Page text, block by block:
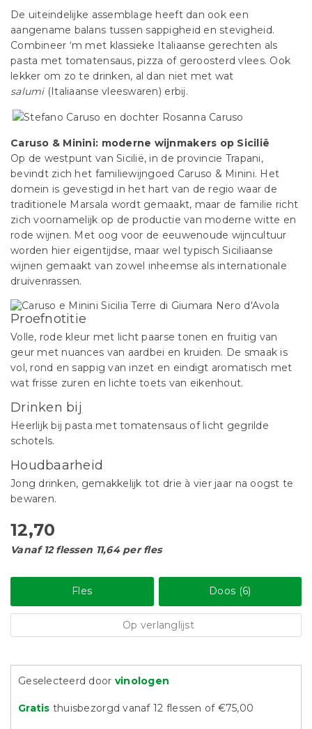
De uiteindelijke assemblage heeft dan ook een
aangename balans tussen sappigheid en stevigheid.
Combineer ‘m met klassieke Italiaanse gerechten als
pasta met tomatensaus, pizza of geroosterd vlees. Ook
lekker om zo te drinken, al dan niet met wat
salumi(Italiaanse vleeswaren) erbij.
Caruso & Minini: moderne wijnmakers op Sicilië
Op de westpunt van Sicilië, in de provincie Trapani,
bevindt zich het familiewijngoed Caruso & Minini. Het
domein is gevestigd in het hart van de regio waar de
traditionele Marsala wordt gemaakt, maar de familie richt
zich voornamelijk op de productie van moderne witte en
rode wijnen. Met oog voor de eeuwenoude wijncultuur
worden hier eigentijdse, maar wel typisch Siciliaanse
wijnen gemaakt van zowel inheemse als internationale
druivenrassen.
Proefnotitie
Volle, rode kleur met licht paarse tonen en fruitig van
geur met nuances van aardbei en kruiden. De smaak is
vol, rond en sappig van inzet en eindigt aromatisch met
wat frisse zuren en lichte toets van eikenhout.
Drinken bij
Heerlijk bij pasta met tomatensaus of licht gegrilde
schotels.
Houdbaarheid
Jong drinken, gemakkelijk tot drie à vier jaar na oogst te
bewaren.
12,70
Vanaf 12 flessen 11,64 per fles
Fles Doos (6)
Op verlanglijst
Geselecteerd door vinologen
Gratis thuisbezorgd vanaf 12 flessen of €75,00